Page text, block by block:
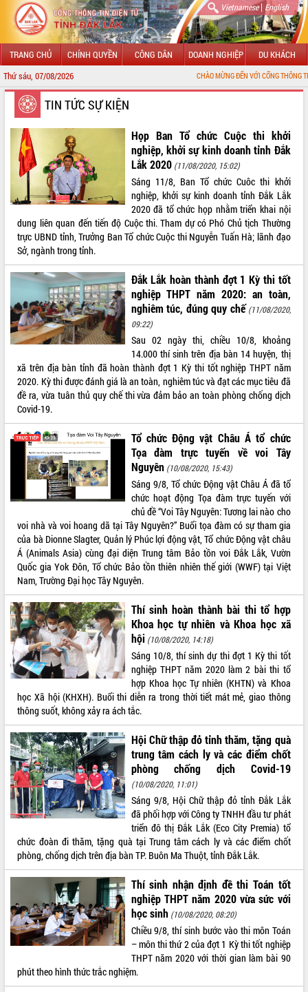
Vietnamese| English
TRANG CHỦ CHÍNH QUYỀN CÔNG DÂN DOANH NGHIỆP DU KHÁCH
Thứ sáu, 07/08/2026 CHÀO MỪNG ĐẾN VỚI CỔNG THÔNG TIN ĐIỆN TỬ TỈNH
GIỚI THIỆU
LÃNH ĐẠO UBND TỈNH
TIN TỨC SỰ KIỆN
SỞ, BAN, NGÀNH
THÔNG TIN CHỈ ĐẠO ĐIỀU HÀNH
HỆ THỐNG VĂN BẢN
VĂN BẢN HĐND TỈNH
ĐIỂM TIN VĂN BẢN
VIDEO
Khám bệnh, cấp phát thuốc miễn phí
và tặng quà người dân xã Cư Pui
Hội nghị UBND tỉnh Đắk Lắk thường kỳ
tháng 7/2026
Lễ truy tặng danh hiệu “Bà Mẹ Việt
Nam Anh hùng” và trao Huân chương
Lao động
UBND tỉnh Đắk Lắk triển khai nhiệm
vụ 6 tháng cuối năm 2026
Kỳ họp thứ Hai, Hội đồng nhân dân
tỉnh khóa XI quyết nghị nhiều nội dung
quan trọng
Triết thăm, tặng quà người có công với
cách mạng
ALBUM ẢNH
TIN TỨC SỰ KIỆN
Họp Ban Tổ chức Cuộc thi khởi
nghiệp, khởi sự kinh doanh tỉnh Đắk
Lắk 2020 (11/08/2020, 15:02)
Sáng 11/8, Ban Tổ chức Cuôc thi khởi
nghiệp, khởi sự kinh doanh tỉnh Đắk Lắk
2020 đã tổ chức họp nhằm triển khai nội
dung liên quan đến tiến độ Cuộc thi. Tham dự có Phó Chủ tịch Thường
trực UBND tỉnh, Trưởng Ban Tổ chức Cuộc thi Nguyễn Tuấn Hà; lãnh đạo
Sở, ngành trong tỉnh.
Đắk Lắk hoàn thành đợt 1 Kỳ thi tốt
nghiệp THPT năm 2020: an toàn,
nghiêm túc, đúng quy chế (11/08/2020,
09:22)
Sau 02 ngày thi, chiều 10/8, khoảng
14.000 thí sinh trên địa bàn 14 huyện, thị
xã trên địa bàn tỉnh đã hoàn thành đợt 1 Kỳ thi tốt nghiệp THPT năm
2020. Kỳ thi được đánh giá là an toàn, nghiêm túc và đạt các mục tiêu đã
đề ra, vừa tuân thủ quy chế thi vừa đảm bảo an toàn phòng chống dịch
Covid-19.
Tổ chức Động vật Châu Á tổ chức
Tọa đàm trực tuyến về voi Tây
Nguyên (10/08/2020, 15:43)
Sáng 9/8, Tổ chức Động vật Châu Á đã tổ
chức hoạt động Tọa đàm trực tuyến với
chủ đề “Voi Tây Nguyên: Tương lai nào cho
voi nhà và voi hoang dã tại Tây Nguyên?” Buổi tọa đàm có sự tham gia
của bà Dionne Slagter, Quản lý Phúc lợi động vật, Tổ chức Động vật châu
Á (Animals Asia) cùng đại diện Trung tâm Bảo tồn voi Đắk Lắk, Vườn
Quốc gia Yok Đôn, Tổ chức Bảo tồn thiên nhiên thế giới (WWF) tại Việt
Nam, Trường Đại học Tây Nguyên.
Thí sinh hoàn thành bài thi tổ hợp
Khoa học tự nhiên và Khoa học xã
hội (10/08/2020, 14:18)
Sáng 10/8, thí sinh dự thi đợt 1 Kỳ thi tốt
nghiệp THPT năm 2020 làm 2 bài thi tổ
hợp Khoa học Tự nhiên (KHTN) và Khoa
học Xã hội (KHXH). Buổi thi diễn ra trong thời tiết mát mẻ, giao thông
thông suốt, không xảy ra ách tắc.
Hội Chữ thập đỏ tỉnh thăm, tặng quà
trung tâm cách ly và các điểm chốt
phòng chống dịch Covid-19
(10/08/2020, 11:01)
Sáng 9/8, Hội Chữ thập đỏ tỉnh Đắk Lắk
đã phối hợp với Công ty TNHH đầu tư phát
triển đô thị Đắk Lắk (Eco City Premia) tổ
chức đoàn đi thăm, tặng quà tại Trung tâm cách ly và các điểm chốt
phòng, chống dịch trên địa bàn TP. Buôn Ma Thuột, tỉnh Đắk Lắk.
Thí sinh nhận định đề thi Toán tốt
nghiệp THPT năm 2020 vừa sức với
học sinh (10/08/2020, 08:20)
Chiều 9/8, thí sinh bước vào thi môn Toán
– môn thi thứ 2 của đợt 1 Kỳ thi tốt nghiệp
THPT năm 2020 với thời gian làm bài 90
phút theo hình thức trắc nghiệm.